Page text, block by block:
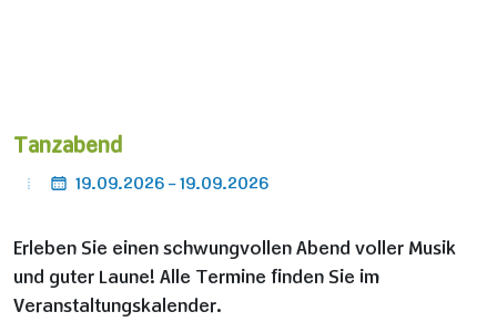
Tanzabend
19.09.2026 - 19.09.2026
Erleben Sie einen schwungvollen Abend voller Musik
und guter Laune! Alle Termine finden Sie im
Veranstaltungskalender.